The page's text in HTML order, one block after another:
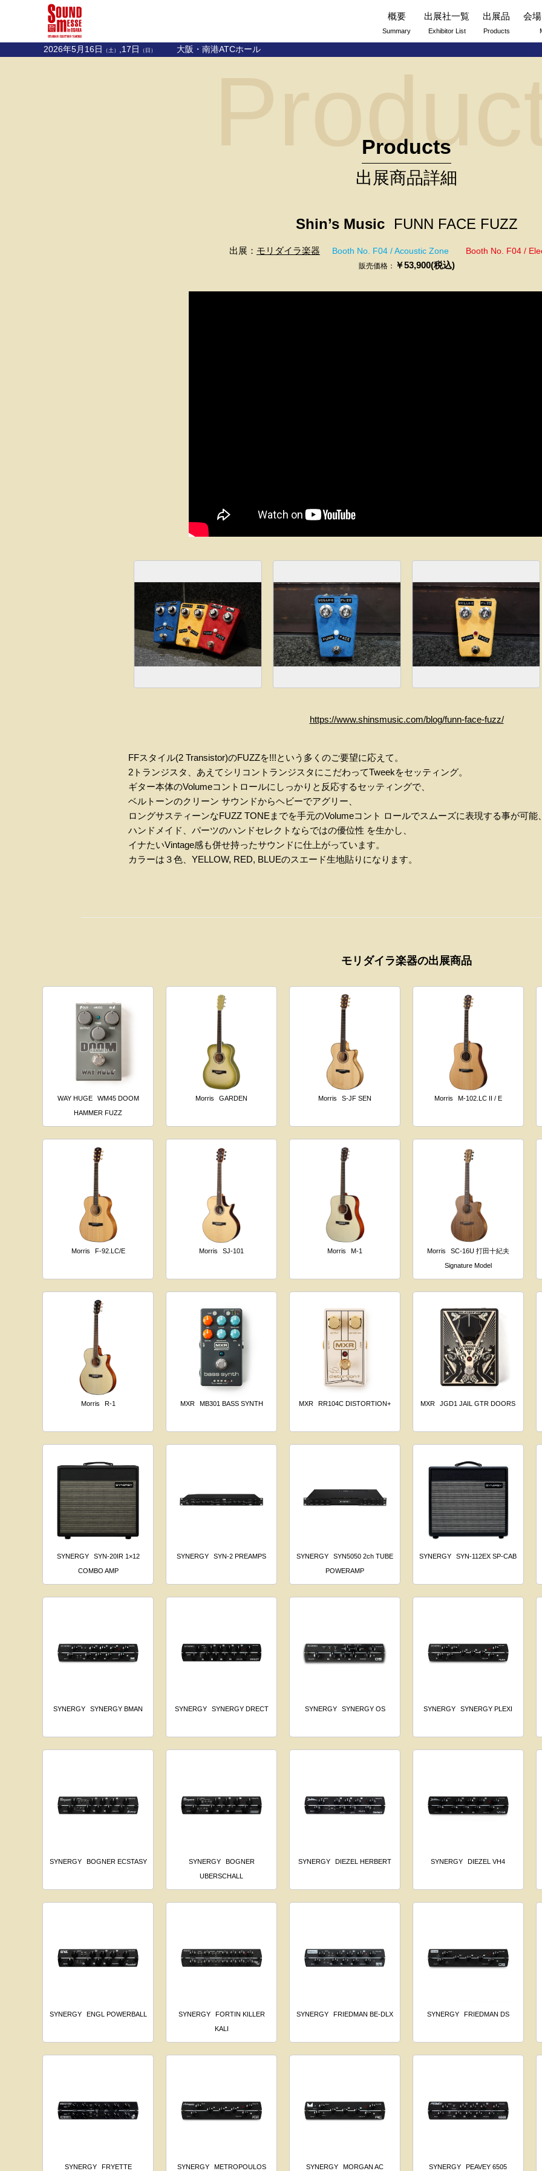
概要
Summary
出展社一覧
Exhibitor List
出展品
Products
会
2026年5月16日 （土） ,17日 （日） 大阪・南港ATCホール
Products
出展商品詳細
Shin’s Music FUNN FACE FUZZ
出展： モリダイラ楽器 Booth No. F04 / Acoustic Zone Booth No. F04 /
販売価格： ￥53,900(税込)
https://www.shinsmusic.com/blog/funn-face-fuzz/
FFスタイル(2 Transistor)のFUZZを!!!という多くのご要望に応えて。
2トランジスタ、あえてシリコントランジスタにこだわってTweekをセッティング。
ギター本体のVolumeコントロールにしっかりと反応するセッティングで、
ベルトーンのクリーン サウンドからヘビーでアグリー、
ロングサスティーンなFUZZ TONEまでを手元のVolumeコント ロールでスムーズに表現する事が可能
ハンドメイド、パーツのハンドセレクトならではの優位性 を生かし、
イナたいVintage感も併せ持ったサウンドに仕上がっています。
カラーは３色、YELLOW, RED, BLUEのスエード生地貼りになります。
モリダイラ楽器の出展商品
WAY HUGE
WM45 DOOM
HAMMER FUZZ
Morris GARDEN Morris S-JF SEN Morris M-102.LC II / E
Morris F-92.LC/E Morris SJ-101 Morris M-1 Morris
SC-16U 打田十紀夫
Signature Model
Morris R-1 MXR MB301 BASS SYNTH MXR RR104C DISTORTION+ MXR JGD1 JAIL GTR DOORS
SYNERGY
SYN-20IR 1×12
COMBO AMP
SYNERGY SYN-2 PREAMPS SYNERGY
SYN5050 2ch TUBE
POWERAMP
SYNERGY SYN-112EX SP-CAB
SYNERGY SYNERGY BMAN SYNERGY SYNERGY DRECT SYNERGY SYNERGY OS SYNERGY SYNERGY PLEXI
SYNERGY BOGNER ECSTASY SYNERGY
BOGNER
UBERSCHALL
SYNERGY DIEZEL HERBERT SYNERGY DIEZEL VH4
SYNERGY ENGL POWERBALL SYNERGY
FORTIN KILLER
KALI
SYNERGY FRIEDMAN BE-DLX SYNERGY FRIEDMAN DS
SYNERGY FRYETTE SYNERGY METROPOULOS SYNERGY MORGAN AC SYNERGY PEAVEY 6505